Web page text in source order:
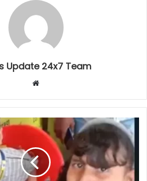
Update 24x7 Team
Website